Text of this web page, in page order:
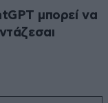
μπορεί να